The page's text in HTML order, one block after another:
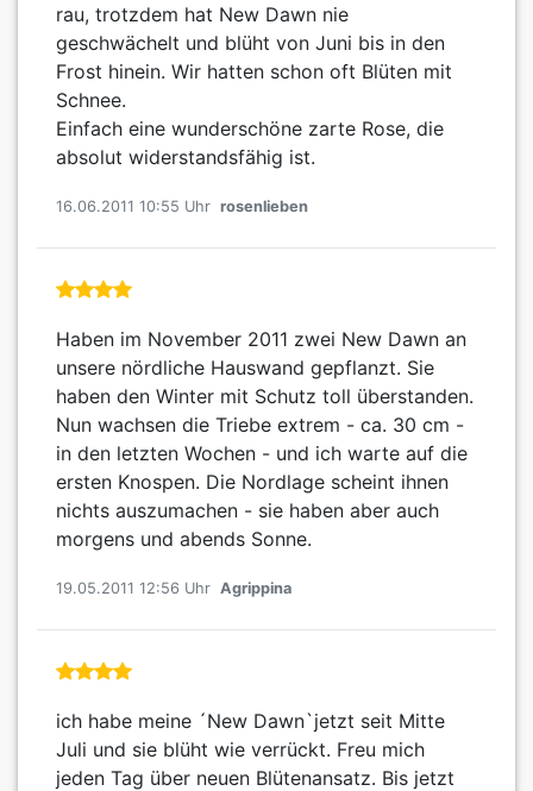
rau, trotzdem hat New Dawn nie
geschwächelt und blüht von Juni bis in den
Frost hinein. Wir hatten schon oft Blüten mit
Schnee.
Einfach eine wunderschöne zarte Rose, die
absolut widerstandsfähig ist.
16.06.2011 10:55 Uhr rosenlieben
Haben im November 2011 zwei New Dawn an
unsere nördliche Hauswand gepflanzt. Sie
haben den Winter mit Schutz toll überstanden.
Nun wachsen die Triebe extrem - ca. 30 cm -
in den letzten Wochen - und ich warte auf die
ersten Knospen. Die Nordlage scheint ihnen
nichts auszumachen - sie haben aber auch
morgens und abends Sonne.
19.05.2011 12:56 Uhr Agrippina
ich habe meine ´New Dawn`jetzt seit Mitte
Juli und sie blüht wie verrückt. Freu mich
jeden Tag über neuen Blütenansatz. Bis jetzt